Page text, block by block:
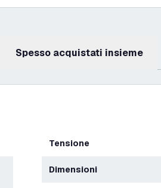
Spesso acquistati insieme
Tensione
Dimensioni